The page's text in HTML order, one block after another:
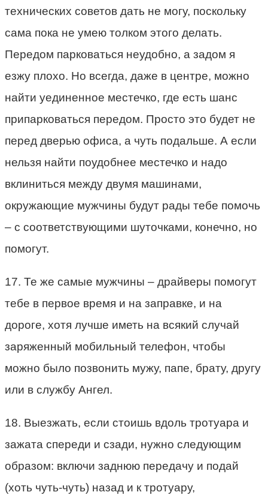
технических советов дать не могу, поскольку
сама пока не умею толком этого делать.
Передом парковаться неудобно, а задом я
езжу плохо. Но всегда, даже в центре, можно
найти уединенное местечко, где есть шанс
припарковаться передом. Просто это будет не
перед дверью офиса, а чуть подальше. А если
нельзя найти поудобнее местечко и надо
вклиниться между двумя машинами,
окружающие мужчины будут рады тебе помочь
– с соответствующими шуточками, конечно, но
помогут.
17. Те же самые мужчины – драйверы помогут
тебе в первое время и на заправке, и на
дороге, хотя лучше иметь на всякий случай
заряженный мобильный телефон, чтобы
можно было позвонить мужу, папе, брату, другу
или в службу Ангел.
18. Выезжать, если стоишь вдоль тротуара и
зажата спереди и сзади, нужно следующим
образом: включи заднюю передачу и подай
(хоть чуть-чуть) назад и к тротуару,